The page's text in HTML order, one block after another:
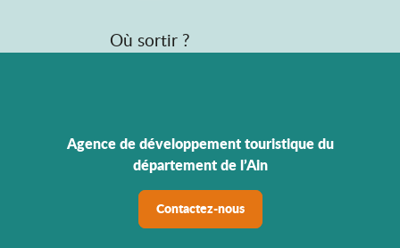
Où sortir ?
Agence de développement touristique du
département de l’Ain
Contactez-nous